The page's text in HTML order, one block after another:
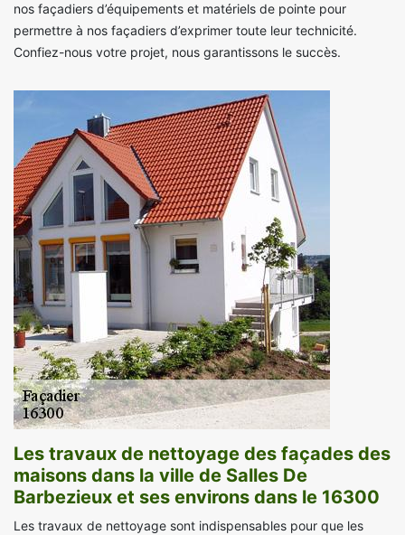
nos façadiers d’équipements et matériels de pointe pour
permettre à nos façadiers d’exprimer toute leur technicité.
Confiez-nous votre projet, nous garantissons le succès.
Les travaux de nettoyage des façades des
maisons dans la ville de Salles De
Barbezieux et ses environs dans le 16300
Les travaux de nettoyage sont indispensables pour que les